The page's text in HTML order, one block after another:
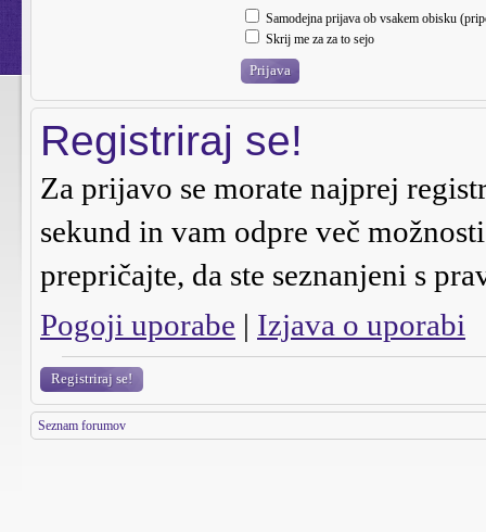
Samodejna prijava ob vsakem obisku
Skrij me za za to sejo
Registriraj se!
Za prijavo se morate najprej
sekund in vam odpre več
prepričajte, da ste seznanjeni s
Pogoji uporabe | Izjava o uporabi
Registriraj se!
Seznam forumov